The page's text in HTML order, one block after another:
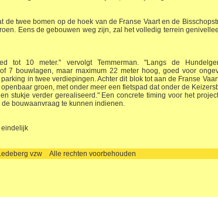
de twee bomen op de hoek van de Franse Vaart en de
Eens de gebouwen weg zijn, zal het volledig terrein
tot 10 meter." vervolgt Temmerman. "Langs de
7 bouwlagen, maar maximum 22 meter hoog, goed voor
in twee verdiepingen. Achter dit blok tot aan de Franse
groen, met onder meer een fietspad dat onder de
stukje verder gerealiseerd." Een concrete timing voor het
bouwaanvraag te kunnen indienen.
eindelijk
Alle rechten voorbehouden